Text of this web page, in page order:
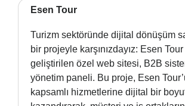
Esen Tour
Turizm sektöründe dijital dönüşüm
bir projeyle karşınızdayız: Esen
geliştirilen özel web sitesi, B2B
yönetim paneli. Bu proje, Esen
kapsamlı hizmetlerine dijital bir